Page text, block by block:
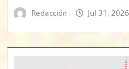
Redacción Jul 31, 2026